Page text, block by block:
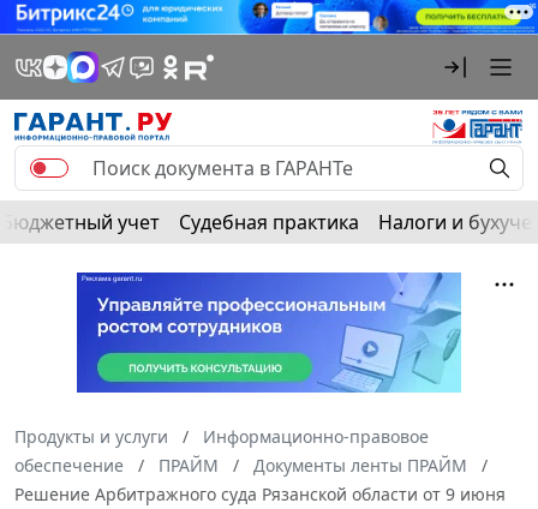
Бюджетный учет Судебная практика Налоги и
Продукты и услуги
Информационно-правовое
обеспечение
ПРАЙМ
Документы ленты ПРАЙМ
Решение Арбитражного суда Рязанской области от 9 июня